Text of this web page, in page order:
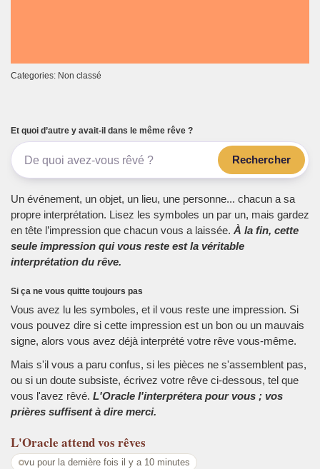
Categories: Non classé
Et quoi d’autre y avait-il dans le même rêve ?
Rechercher
Un événement, un objet, un lieu, une personne... chacun a sa
propre interprétation. Lisez les symboles un par un, mais gardez
en tête l’impression que chacun vous a laissée. À la fin, cette
seule impression qui vous reste est la véritable
interprétation du rêve.
Si ça ne vous quitte toujours pas
Vous avez lu les symboles, et il vous reste une impression. Si
vous pouvez dire si cette impression est un bon ou un mauvais
signe, alors vous avez déjà interprété votre rêve vous-même.
Mais s'il vous a paru confus, si les pièces ne s'assemblent pas,
ou si un doute subsiste, écrivez votre rêve ci-dessous, tel que
vous l'avez rêvé. L'Oracle l'interprétera pour vous ; vos
prières suffisent à dire merci.
L'Oracle attend vos rêves
vu pour la dernière fois il y a 10 minutes